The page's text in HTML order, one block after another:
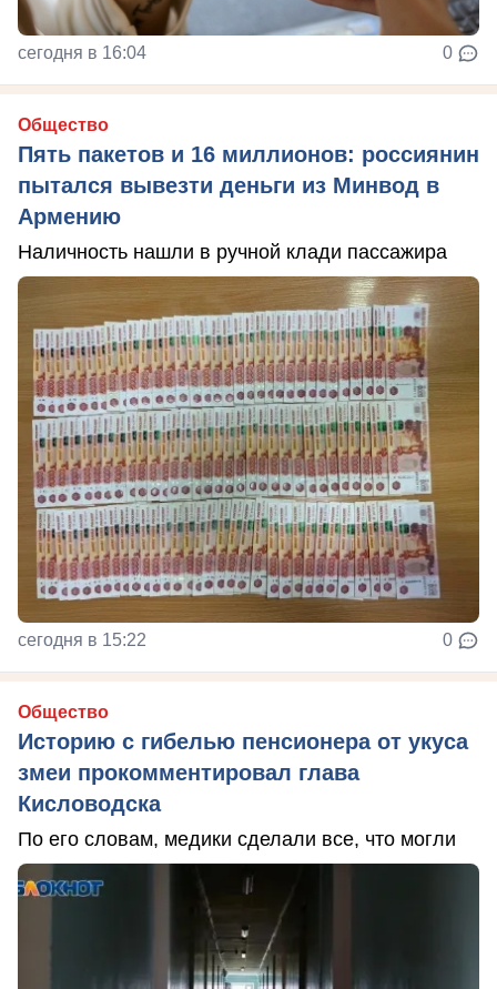
сегодня в 16:04 0
Общество
Пять пакетов и 16 миллионов: россиянин
пытался вывезти деньги из Минвод в
Армению
Наличность нашли в ручной клади пассажира
сегодня в 15:22 0
Общество
Историю с гибелью пенсионера от укуса
змеи прокомментировал глава
Кисловодска
По его словам, медики сделали все, что могли